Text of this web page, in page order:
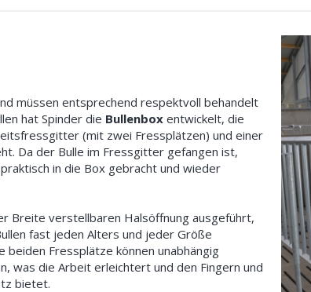
müssen entsprechend respektvoll behandelt
hat Spinder die Bullenbox entwickelt, die
(mit zwei Fressplätzen) und einer
Da der Bulle im Fressgitter gefangen ist,
in die Box gebracht und wieder
Breite verstellbaren Halsöffnung ausgeführt,
fast jeden Alters und jeder Größe
beiden Fressplätze können unabhängig
was die Arbeit erleichtert und den Fingern und
bietet.